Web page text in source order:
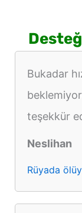
Bukadar
teşekkür
Neslihan
Rüyada